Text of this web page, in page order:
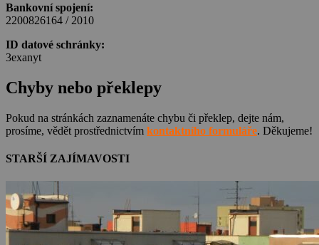
Bankovní spojení:
2200826164 / 2010
ID datové schránky:
3exanyt
Chyby nebo překlepy
Pokud na stránkách zaznamenáte chybu či překlep, dejte nám,
prosíme, vědět prostřednictvím kontaktního formuláře. Děkujeme!
STARŠÍ ZAJÍMAVOSTI